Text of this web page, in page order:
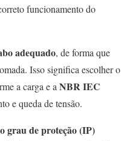
funcionamento do
adequado, de forma que
Isso significa escolher o
a carga e a NBR IEC
e queda de tensão.
grau de proteção (IP)